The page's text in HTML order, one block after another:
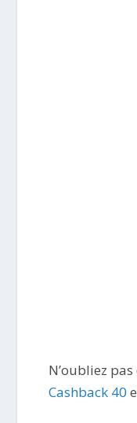
N’oubliez
Cashback 40